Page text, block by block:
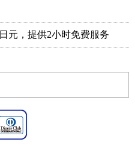
元，提供2小时免费服务